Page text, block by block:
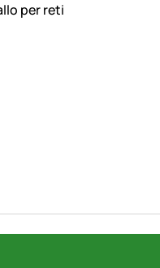
per reti